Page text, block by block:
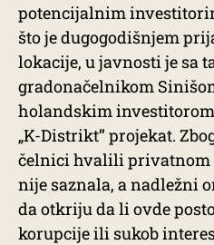
potencijalnim
što je dugogodišnjem
lokacije, u javnosti je sa
gradonačelnikom
holandskim
„K-Distrikt’’ projekat.
čelnici hvalili privatnom
nije saznala, a nadležni
da otkriju da li ovde
korupcije ili sukob